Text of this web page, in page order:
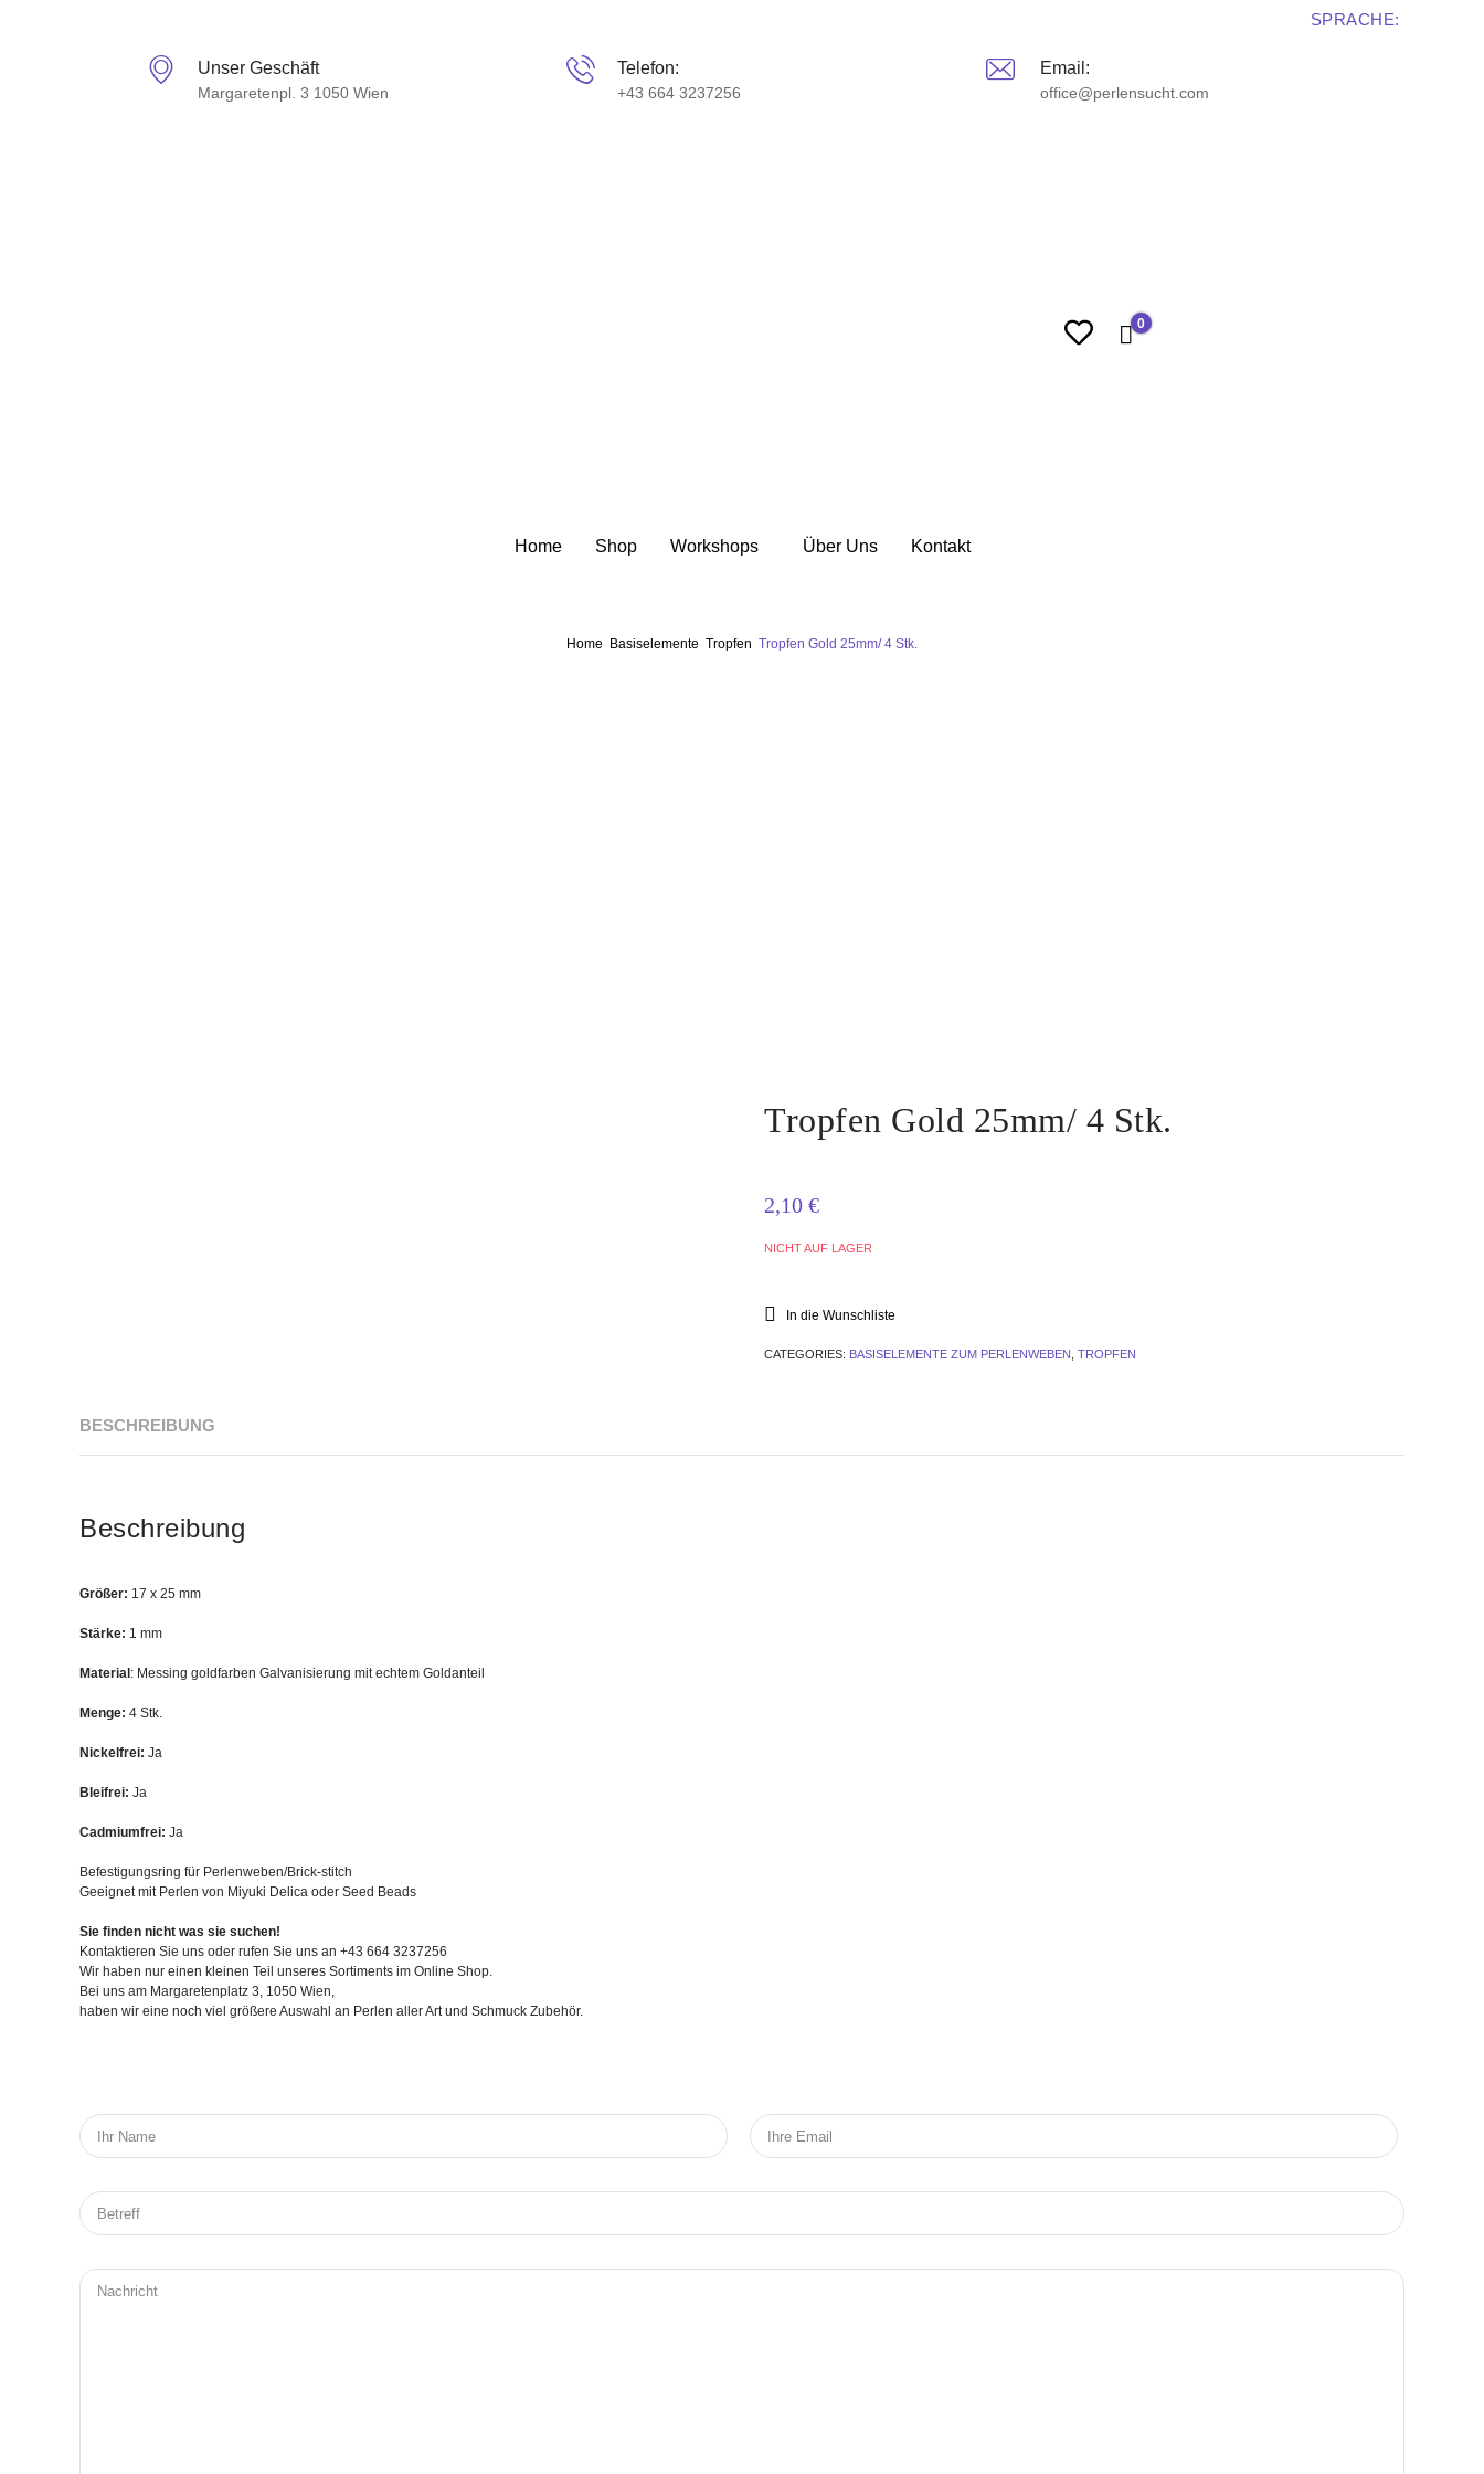
Unser Geschäft
Margaretenpl. 3 1050 Wien
Telefon:
+43 664 3237256
Email:
office@perlensucht.com
SPRACHE:
0,00 €
0
Home Shop Workshops Über Uns Kontakt
Home Basiselemente Tropfen Tropfen Gold 25mm/ 4 Stk.
Tropfen Gold 25mm/ 4 Stk.
2,10 €
NICHT AUF LAGER
In die Wunschliste
CATEGORIES: BASISELEMENTE ZUM PERLENWEBEN , TROPFEN
BESCHREIBUNG
Beschreibung
Größer: 17 x 25 mm
Stärke: 1 mm
Material : Messing goldfarben Galvanisierung mit echtem Goldanteil
Menge: 4 Stk.
Nickelfrei: Ja
Bleifrei: Ja
Cadmiumfrei: Ja
Befestigungsring für Perlenweben/Brick-stitch
Geeignet mit Perlen von Miyuki Delica oder Seed Beads
Sie finden nicht was sie suchen!
Kontaktieren Sie uns oder rufen Sie uns an +43 664 3237256
Wir haben nur einen kleinen Teil unseres Sortiments im Online Shop.
Bei uns am Margaretenplatz 3, 1050 Wien,
haben wir eine noch viel größere Auswahl an Perlen aller Art und Schmuck Zubehör.